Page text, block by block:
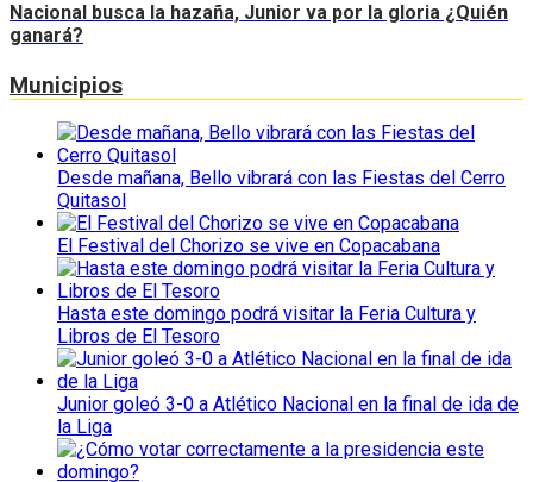
Nacional busca la hazaña, Junior va por la gloria ¿Quién
ganará?
Municipios
Desde mañana, Bello vibrará con las Fiestas del Cerro
Quitasol
El Festival del Chorizo se vive en Copacabana
Hasta este domingo podrá visitar la Feria Cultura y
Libros de El Tesoro
Junior goleó 3-0 a Atlético Nacional en la final de ida de
la Liga